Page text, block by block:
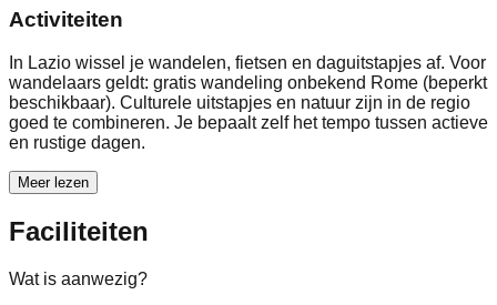
Activiteiten
In Lazio wissel je wandelen, fietsen en daguitstapjes af. Voor
wandelaars geldt: gratis wandeling onbekend Rome (beperkt
beschikbaar). Culturele uitstapjes en natuur zijn in de regio
goed te combineren. Je bepaalt zelf het tempo tussen actieve
en rustige dagen.
Meer lezen
Faciliteiten
Wat is aanwezig?